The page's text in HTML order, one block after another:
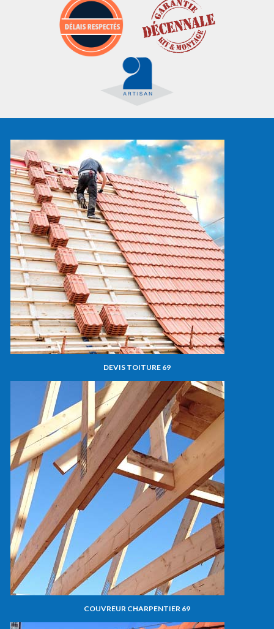
DEVIS TOITURE 69
COUVREUR CHARPENTIER 69